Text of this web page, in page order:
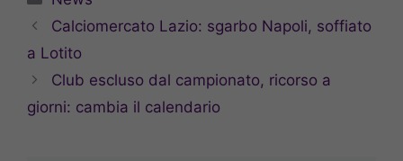
Calciomercato Lazio: sgarbo Napoli, soffiato
a Lotito
Club escluso dal campionato, ricorso a
giorni: cambia il calendario